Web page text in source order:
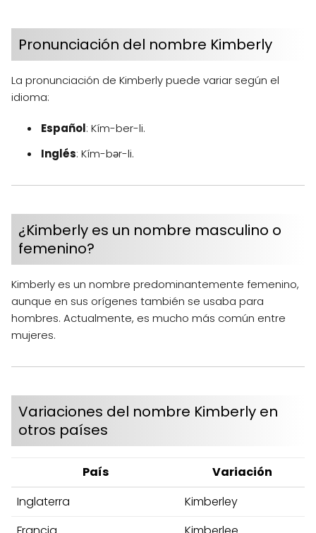
Pronunciación del nombre Kimberly
La pronunciación de Kimberly puede variar según el
idioma:
Español: Kím-ber-li.
Inglés: Kím-bər-li.
¿Kimberly es un nombre masculino o
femenino?
Kimberly es un nombre predominantemente femenino,
aunque en sus orígenes también se usaba para
hombres. Actualmente, es mucho más común entre
mujeres.
Variaciones del nombre Kimberly en
otros países
País
Variación
Inglaterra
Kimberley